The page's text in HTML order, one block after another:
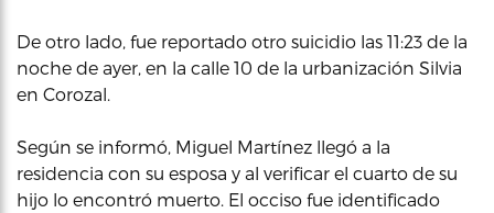
De otro lado, fue reportado otro suicidio las 11:23 de la
noche de ayer, en la calle 10 de la urbanización Silvia
en Corozal.
Según se informó, Miguel Martínez llegó a la
residencia con su esposa y al verificar el cuarto de su
hijo lo encontró muerto. El occiso fue identificado